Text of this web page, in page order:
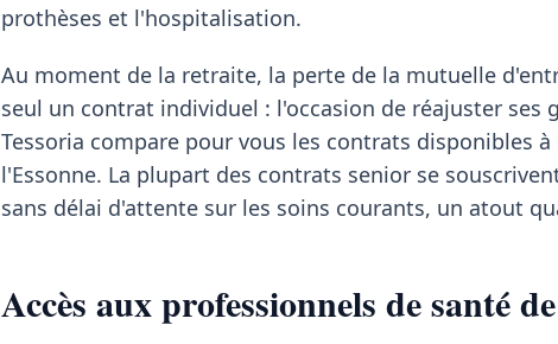
prothèses et l'hospitalisation.
Au moment de la retraite, la perte de la mutuelle
seul un contrat individuel : l'occasion de réajuster ses
Tessoria compare pour vous les contrats disponibles
l'Essonne. La plupart des contrats senior se
sans délai d'attente sur les soins courants, un atout
Accès aux professionnels de santé